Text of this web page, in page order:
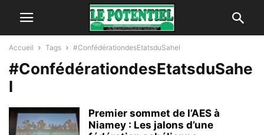
Accueil Tags #ConfédérationdesEtatsduSahel
#ConfédérationdesEtatsduSahe
l
Premier sommet de l’AES à
Niamey : Les jalons d’une